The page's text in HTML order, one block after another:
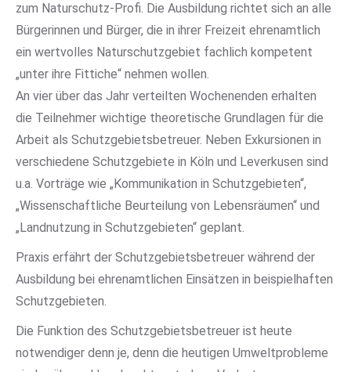
zum Naturschutz-Profi. Die Ausbildung richtet sich an alle
Bürgerinnen und Bürger, die in ihrer Freizeit ehrenamtlich
ein wertvolles Naturschutzgebiet fachlich kompetent
„unter ihre Fittiche“ nehmen wollen.
An vier über das Jahr verteilten Wochenenden erhalten
die Teilnehmer wichtige theoretische Grundlagen für die
Arbeit als Schutzgebietsbetreuer. Neben Exkursionen in
verschiedene Schutzgebiete in Köln und Leverkusen sind
u.a. Vorträge wie „Kommunikation in Schutzgebieten“,
„Wissenschaftliche Beurteilung von Lebensräumen“ und
„Landnutzung in Schutzgebieten“ geplant.
Praxis erfährt der Schutzgebietsbetreuer während der
Ausbildung bei ehrenamtlichen Einsätzen in beispielhaften
Schutzgebieten.
Die Funktion des Schutzgebietsbetreuer ist heute
notwendiger denn je, denn die heutigen Umweltprobleme